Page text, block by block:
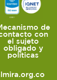
de
con
el sujeto
obligado y
políticas